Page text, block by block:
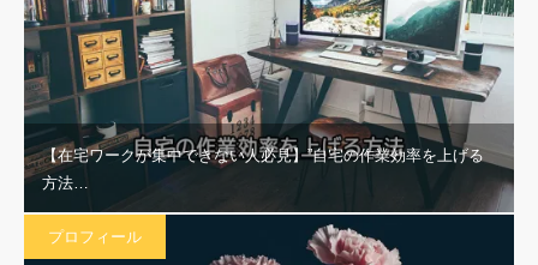
【在宅ワークが集中できない人必見】”自宅の作業効率を上げる
方法…
プロフィール